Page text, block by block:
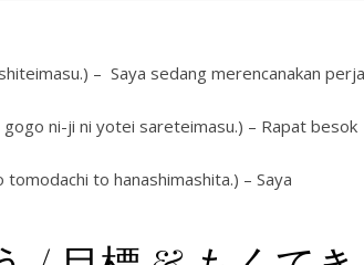
– Saya sedang merencanakan
ni-ji ni yotei sareteimasu.) – Rapat besok
to hanashimashita.) – Saya